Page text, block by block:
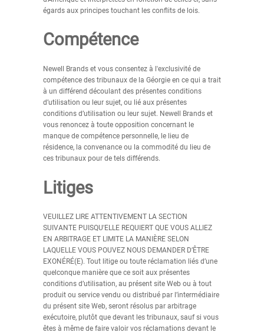
égards aux principes touchant les conflits de lois.
Compétence
Newell Brands et vous consentez à l'exclusivité de
compétence des tribunaux de la Géorgie en ce qui a trait
à un différend découlant des présentes conditions
d’utilisation ou leur sujet, ou lié aux présentes
conditions d’utilisation ou leur sujet. Newell Brands et
vous renoncez à toute opposition concernant le
manque de compétence personnelle, le lieu de
résidence, la convenance ou la commodité du lieu de
ces tribunaux pour de tels différends.
Litiges
VEUILLEZ LIRE ATTENTIVEMENT LA SECTION
SUIVANTE PUISQU'ELLE REQUIERT QUE VOUS ALLIEZ
EN ARBITRAGE ET LIMITE LA MANIÈRE SELON
LAQUELLE VOUS POUVEZ NOUS DEMANDER D’ÊTRE
EXONÉRÉ(E). Tout litige ou toute réclamation liés d’une
quelconque manière que ce soit aux présentes
conditions d’utilisation, au présent site Web ou à tout
produit ou service vendu ou distribué par l’intermédiaire
du présent site Web, seront résolus par arbitrage
exécutoire, plutôt que devant les tribunaux, sauf si vous
êtes à même de faire valoir vos réclamations devant le